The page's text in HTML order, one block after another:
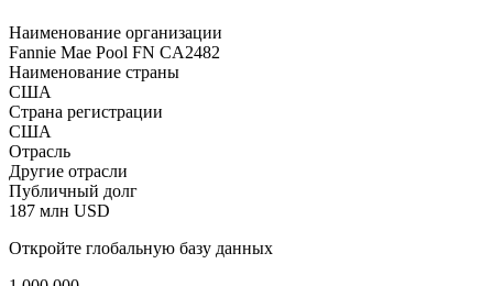
Наименование организации
Fannie Mae Pool FN CA2482
Наименование страны
США
Страна регистрации
США
Отрасль
Другие отрасли
Публичный долг
187 млн USD
Откройте глобальную базу данных